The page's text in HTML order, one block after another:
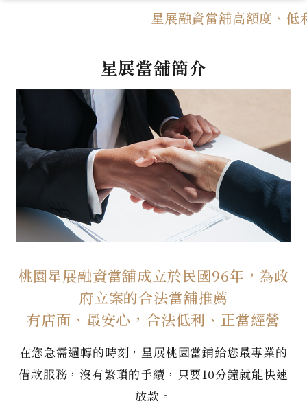
星展融資當舖高額度、低利
星展當舖簡介
桃園星展融資當舖成立於民國96年，為政
府立案的合法當舖推薦
有店面、最安心，合法低利、正當經營
在您急需週轉的時刻，星展桃園當鋪給您最專業的
借款服務，沒有繁瑣的手續，只要10分鐘就能快速
放款。